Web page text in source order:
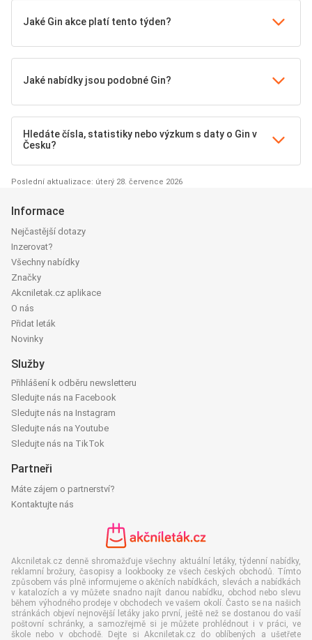
Jaké Gin akce platí tento týden?
Jaké nabídky jsou podobné Gin?
Hledáte čísla, statistiky nebo výzkum s daty o Gin v
Česku?
Poslední aktualizace: úterý 28. července 2026
Informace
Nejčastější dotazy
Inzerovat?
Všechny nabídky
Značky
Akcniletak.cz aplikace
O nás
Přidat leták
Novinky
Služby
Přihlášení k odběru newsletteru
Sledujte nás na Facebook
Sledujte nás na Instagram
Sledujte nás na Youtube
Sledujte nás na TikTok
Partneři
Máte zájem o partnerství?
Kontaktujte nás
Akcniletak.cz denně shromažďuje všechny aktuální letáky, týdenní nabídky,
reklamní brožury, časopisy a lookbooky ze všech českých obchodů. Tímto
způsobem vás plně informujeme o akčních nabídkách, slevách a nabídkách
v katalozích a vy můžete snadno najít danou nabídku, obchod nebo slevu
během výhodného prodeje v obchodech ve vašem okolí. Často se na našich
stránkách objeví nejnovější letáky jako první, ještě než se dostanou do vaší
poštovní schránky, a samozřejmě si je můžete prohlédnout i v práci, ve
škole nebo v obchodě. Dejte si Akcniletak.cz do oblíbených a ušetřete